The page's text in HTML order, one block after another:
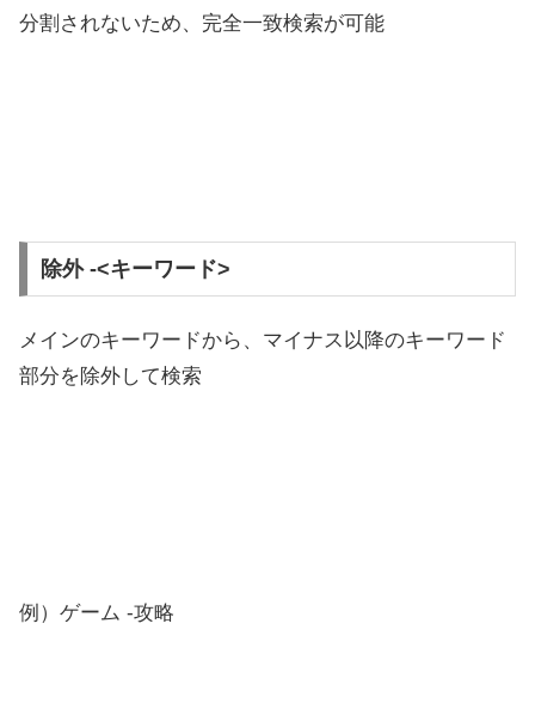
分割されないため、完全一致検索が可能
除外 -<キーワード>
メインのキーワードから、マイナス以降のキーワード
部分を除外して検索
例）ゲーム -攻略